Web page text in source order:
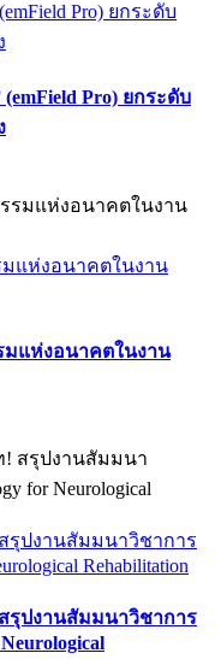
Pro) ยกระดับ
Pro) ยกระดับ
มแห่งอนาคตในงาน
มแห่งอนาคตในงาน
รุปงานสัมมนาวิชาการ
Rehabilitation
รุปงานสัมมนาวิชาการ